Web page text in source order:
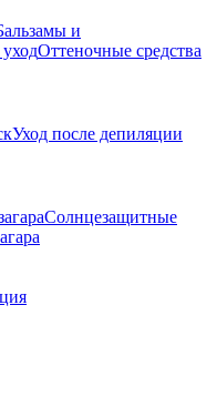
и
Оттеночные средства
Уход после депиляции
Солнцезащитные